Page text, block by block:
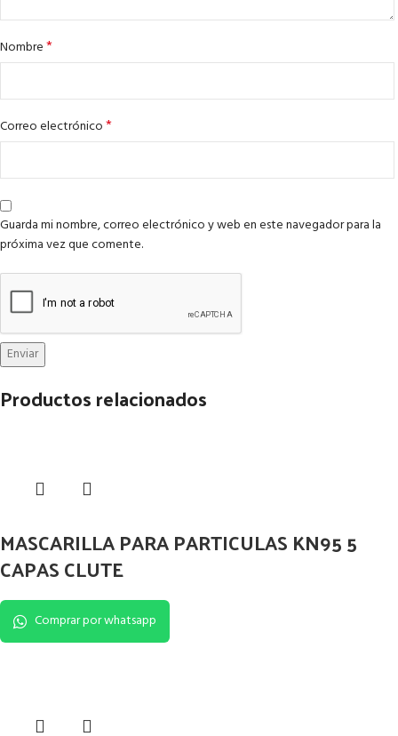
Nombre*
Correo electrónico*
Guarda mi nombre, correo electrónico y web en este navegador para la
próxima vez que comente.
Productos relacionados
MASCARILLA PARA PARTICULAS KN95 5
CAPAS CLUTE
Comprar por whatsapp